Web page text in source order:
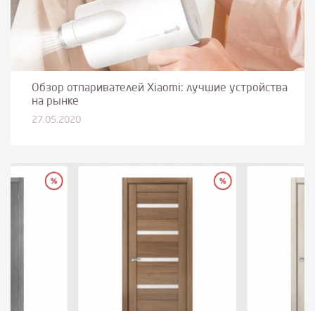
Обзор отпаривателей Xiaomi: лучшие устройства
на рынке
27.05.2020